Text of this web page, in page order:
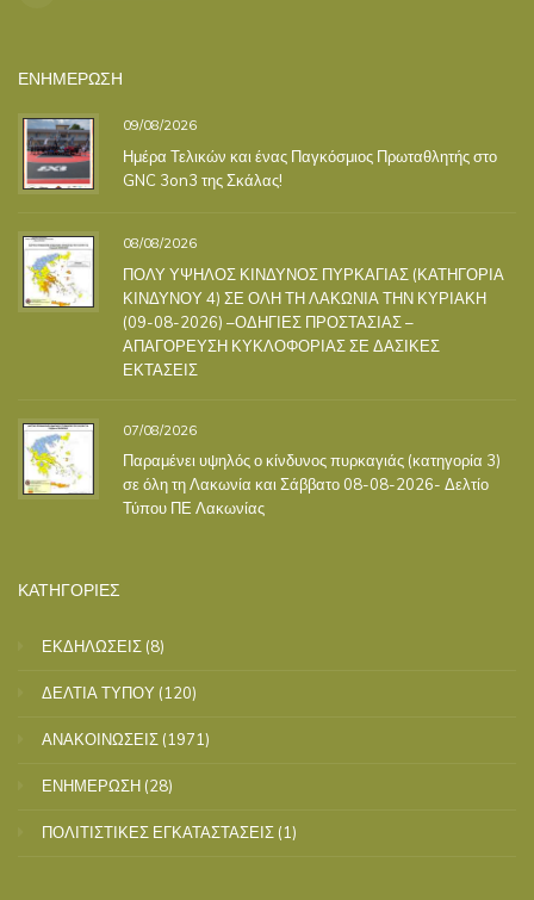
ΕΝΗΜΕΡΩΣΗ
09/08/2026
Ημέρα Τελικών και ένας Παγκόσμιος Πρωταθλητής στο
GNC 3on3 της Σκάλας!
08/08/2026
ΠΟΛΥ ΥΨΗΛΟΣ ΚΙΝΔΥΝΟΣ ΠΥΡΚΑΓΙΑΣ (ΚΑΤΗΓΟΡΙΑ
ΚΙΝΔΥΝΟΥ 4) ΣΕ ΟΛΗ ΤΗ ΛΑΚΩΝΙΑ ΤΗΝ ΚΥΡΙΑΚΗ
(09-08-2026) –ΟΔΗΓΙΕΣ ΠΡΟΣΤΑΣΙΑΣ –
ΑΠΑΓΟΡΕΥΣΗ ΚΥΚΛΟΦΟΡΙΑΣ ΣΕ ΔΑΣΙΚΕΣ
ΕΚΤΑΣΕΙΣ
07/08/2026
Παραμένει υψηλός ο κίνδυνος πυρκαγιάς (κατηγορία 3)
σε όλη τη Λακωνία και Σάββατο 08-08-2026- Δελτίο
Τύπου ΠΕ Λακωνίας
ΚΑΤΗΓΟΡΙΕΣ
ΕΚΔΗΛΩΣΕΙΣ (8)
ΔΕΛΤΙΑ ΤΥΠΟΥ (120)
ΑΝΑΚΟΙΝΩΣΕΙΣ (1971)
ΕΝΗΜΕΡΩΣΗ (28)
ΠΟΛΙΤΙΣΤΙΚΕΣ ΕΓΚΑΤΑΣΤΑΣΕΙΣ (1)